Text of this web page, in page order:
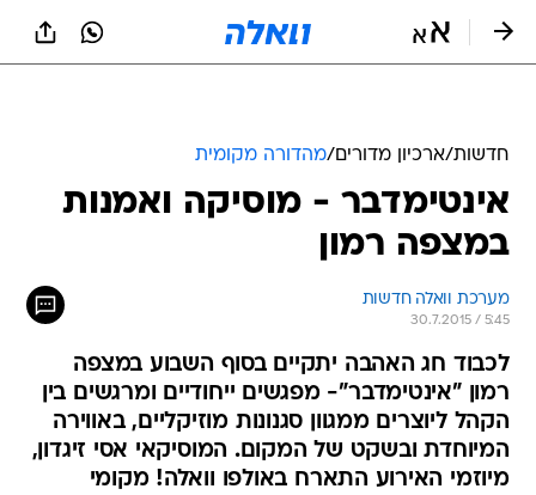
חדשות/ארכיון מדורים/מהדורה מקומית
אינטימדבר - מוסיקה ואמנות
במצפה רמון
מערכת וואלה חדשות
30.7.2015 / 5:45
לכבוד חג האהבה יתקיים בסוף השבוע במצפה
רמון "אינטימדבר"- מפגשים ייחודיים ומרגשים בין
הקהל ליוצרים ממגוון סגנונות מוזיקליים, באווירה
המיוחדת ובשקט של המקום. המוסיקאי אסי זיגדון,
מיוזמי האירוע התארח באולפו וואלה! מקומי